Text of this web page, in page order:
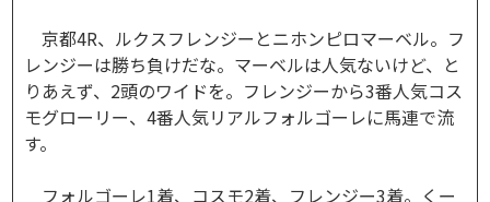
京都4R、ルクスフレンジーとニホンピロマーベル。フ
レンジーは勝ち負けだな。マーベルは人気ないけど、と
りあえず、2頭のワイドを。フレンジーから3番人気コス
モグローリー、4番人気リアルフォルゴーレに馬連で流
す。
フォルゴーレ1着、コスモ2着、フレンジー3着。くー